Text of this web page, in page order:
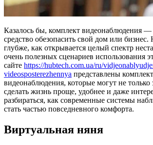
Казалось бы, комплект видеонаблюдения —
средство обезопасить свой дом или бизнес.
глубже, как открывается целый спектр
очень полезных сценариев использования
сайте https://hubtech.com.ua/ru/
videosposterezhennya представлены
видеонаблюдения, которые могут не только
сделать жизнь проще, удобнее и даже
разбираться, как современные системы
стать частью повседневного комфорта.
Виртуальная няня